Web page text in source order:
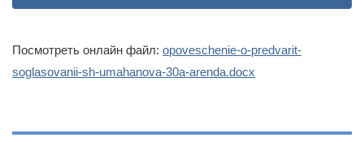
Посмотреть онлайн файл: opoveschenie-o-predvarit-
soglasovanii-sh-umahanova-30a-arenda.docx